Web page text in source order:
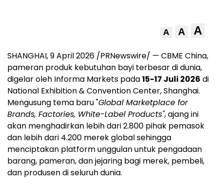
A A A
SHANGHAI,9 April 2026 /PRNewswire/ — CBME China,
pameran produk kebutuhan bayi terbesar di dunia,
digelar oleh Informa Markets pada15-17 Juli 2026 di
National Exhibition & Convention Center, Shanghai.
Mengusung tema baru "Global Marketplace for
Brands, Factories, White-Label Products", ajang ini
akan menghadirkan lebih dari 2.800 pihak pemasok
dan lebih dari 4.200 merek global sehingga
menciptakan platform unggulan untuk pengadaan
barang, pameran, dan jejaring bagi merek, pembeli,
dan produsen di seluruh dunia.